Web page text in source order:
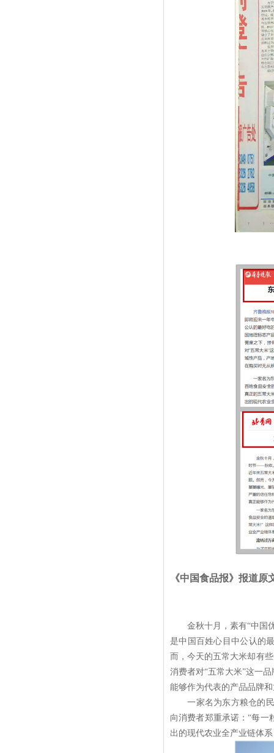
《中国食品报》报道原
金秋十月，素有“中国
是中国百姓心目中公认的
而，今天的五常大米却有
消费者对“五常大米”这一
能够作为代表的产品品牌
一家名为东方粮仓的民
向消费者郑重承诺：“每一
出的现代农业全产业链体